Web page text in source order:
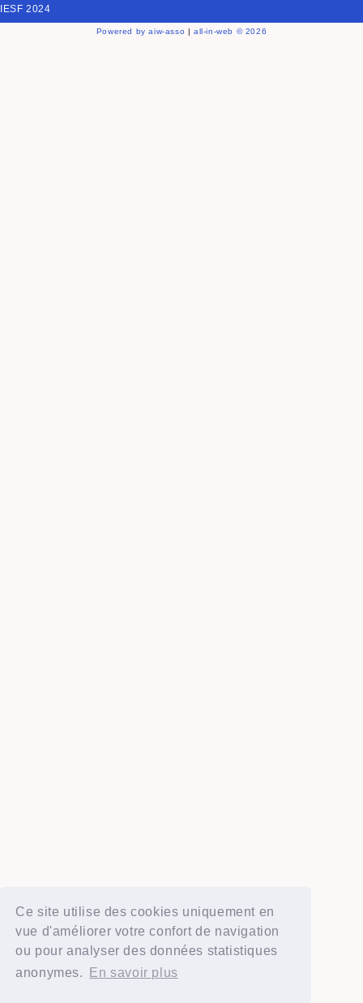
Ce site utilise des cookies uniquement en
vue d'améliorer votre confort de navigation
ou pour analyser des données statistiques
anonymes.
En savoir plus
IESF 2024
Powered by aiw-asso | all-in-web © 2026